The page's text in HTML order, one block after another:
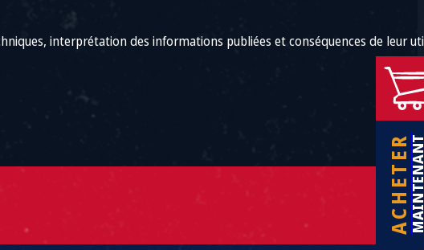
ACHETER
interprétation des informations publiées et conséquences de leur